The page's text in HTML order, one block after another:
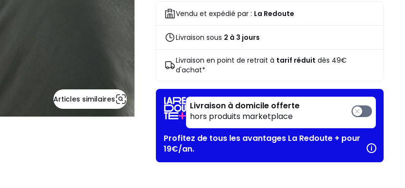
Articles similaires
Vendu et expédié par : La Redoute
Livraison sous 2 à 3 jours
Livraison en point de retrait à tarif réduit dès 49€
d'achat*
Livraison à domicile offerte
hors produits marketplace
Profitez de tous les avantages La Redoute + pour
19€/an.